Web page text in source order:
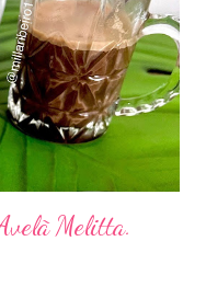
Melitta.